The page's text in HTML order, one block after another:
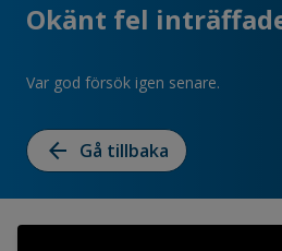
Okänt fel
Var god försök igen senare.
arrow_back Gå tillbaka